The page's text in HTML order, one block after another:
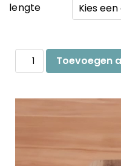
Blog
lengte
Snijplank
teak
hout
Toevoegen